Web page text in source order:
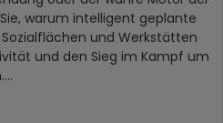
warum intelligent geplante
und Werkstätten
und den Sieg im Kampf um